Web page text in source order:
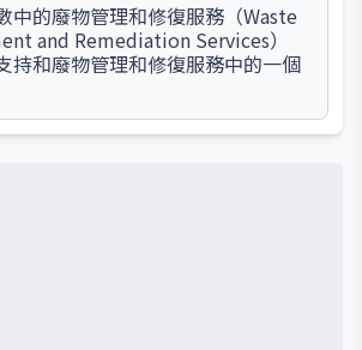
中的廢物管理和修復服務（Waste
and Remediation Services）
持和廢物管理和修復服務中的一個